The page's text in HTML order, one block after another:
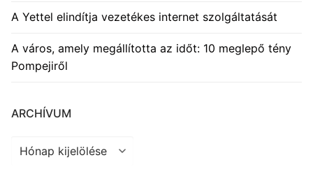
A Yettel elindítja vezetékes internet szolgáltatását
A város, amely megállította az időt: 10 meglepő tény
Pompejiről
ARCHÍVUM
Archívum